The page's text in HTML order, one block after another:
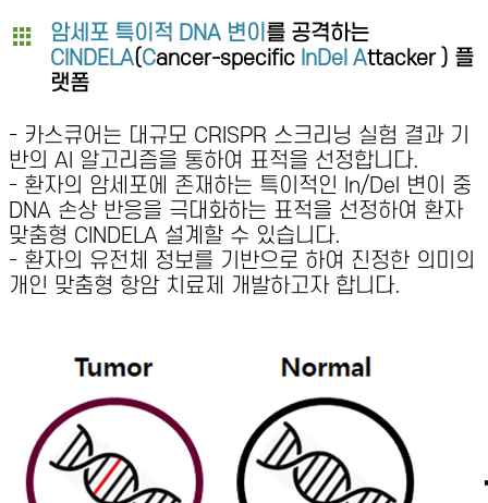
암세포 특이적 DNA 변이 를 공격하는
CINDELA(Cancer-specific InDel Attacker ) 플
랫폼
- 카스큐어는 대규모 CRISPR 스크리닝 실험 결과 기
반의 AI 알고리즘을 통하여 표적을 선정합니다.
- 환자의 암세포에 존재하는 특이적인 In/Del 변이 중
DNA 손상 반응을 극대화하는 표적을 선정하여 환자
맞춤형 CINDELA 설계할 수 있습니다.
- 환자의 유전체 정보를 기반으로 하여 진정한 의미의
개인 맞춤형 항암 치료제 개발하고자 합니다.